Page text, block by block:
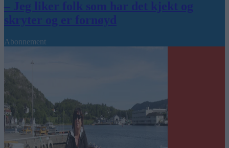
– Jeg liker folk som har det kjekt og
skryter og er fornøyd
Abonnement